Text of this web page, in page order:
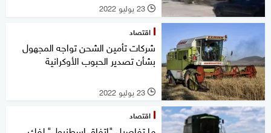
l 23 يوليو 2022
اقتصاد
شركات تأمين الشحن تواجه المجهول
بشأن تصدير الحبوب الأوكرانية
l 23 يوليو 2022
اقتصاد